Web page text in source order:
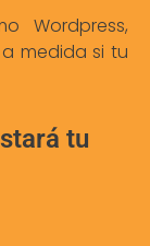
Wordpress,
medida si tu
tu